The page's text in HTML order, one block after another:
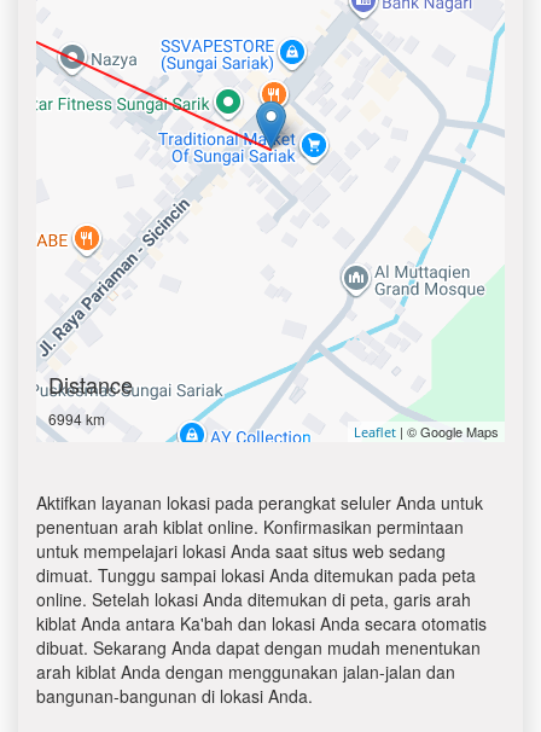
Distance
6994 km
Leaflet | © Google Maps
Aktifkan layanan lokasi pada perangkat seluler Anda untuk
penentuan arah kiblat online. Konfirmasikan permintaan
untuk mempelajari lokasi Anda saat situs web sedang
dimuat. Tunggu sampai lokasi Anda ditemukan pada peta
online. Setelah lokasi Anda ditemukan di peta, garis arah
kiblat Anda antara Ka'bah dan lokasi Anda secara otomatis
dibuat. Sekarang Anda dapat dengan mudah menentukan
arah kiblat Anda dengan menggunakan jalan-jalan dan
bangunan-bangunan di lokasi Anda.